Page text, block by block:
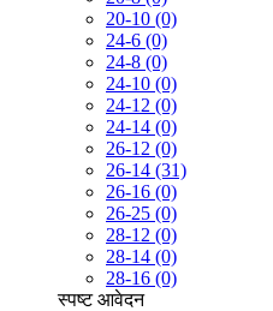
20-10 (0)
24-6 (0)
24-8 (0)
24-10 (0)
24-12 (0)
24-14 (0)
26-12 (0)
26-14 (31)
26-16 (0)
26-25 (0)
28-12 (0)
28-14 (0)
28-16 (0)
स्पष्ट आवेदन